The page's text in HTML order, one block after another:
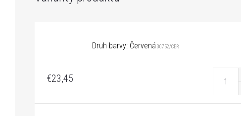
Druh barvy: Červená 30752/CER
€23,45